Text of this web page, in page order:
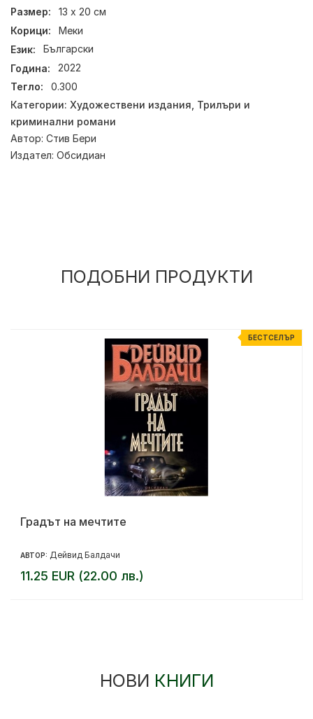
Размер:
13 х 20 см
Корици:
Меки
Език:
Български
Година:
2022
Тегло:
0.300
Категории: Художествени издания Трилъри и
криминални романи
Автор: Стив Бери
Издател: Обсидиан
ПОДОБНИ ПРОДУКТИ
БЕСТСЕЛЪР
Градът на мечтите
АВТОР: Дейвид Балдачи
11.25 EUR (22.00 лв.)
НОВИ КНИГИ